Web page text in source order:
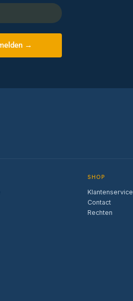
→
SHOP
Klantenservice
Contact
Rechten